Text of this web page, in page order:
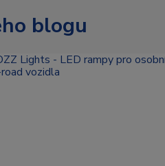
blogu